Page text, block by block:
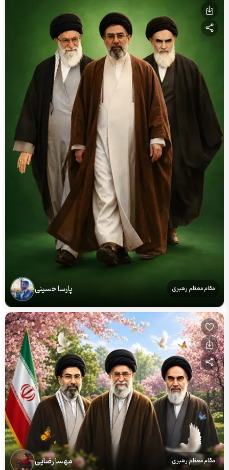
مقام معظم رهبری پارسا حسینی
مقام معظم رهبری مهسا رضایی